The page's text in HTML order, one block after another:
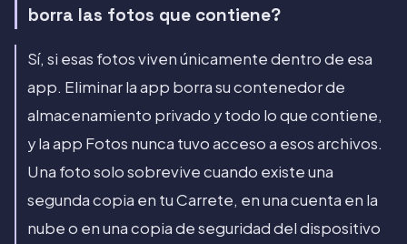
borra las fotos que contiene?
Sí, si esas fotos viven únicamente dentro de esa
app. Eliminar la app borra su contenedor de
almacenamiento privado y todo lo que contiene,
y la app Fotos nunca tuvo acceso a esos archivos.
Una foto solo sobrevive cuando existe una
segunda copia en tu Carrete, en una cuenta en la
nube o en una copia de seguridad del dispositivo